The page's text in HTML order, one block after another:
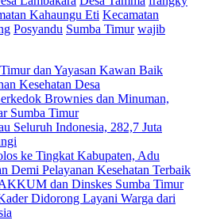
Kahaungu Eti Kecamatan
Posyandu Sumba Timur wajib
dan Yayasan Kawan Baik
Kesehatan Desa
Brownies dan Minuman,
Sumba Timur
Seluruh Indonesia, 282,7 Juta
ke Tingkat Kabupaten, Adu
Demi Pelayanan Kesehatan Terbaik
dan Dinskes Sumba Timur
Didorong Layani Warga dari